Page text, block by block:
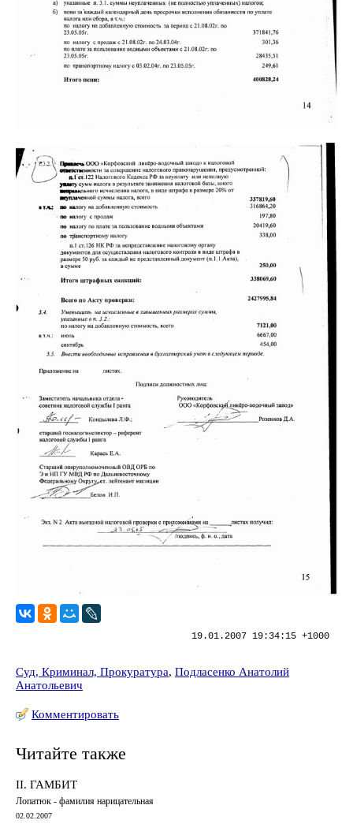
19.01.2007 19:34:15 +1000
Суд, Криминал, Прокуратура, Подласенко Анатолий
Анатольевич
Комментировать
Читайте также
II. ГАМБИТ
Лопатюк - фамилия нарицательная
02.02.2007